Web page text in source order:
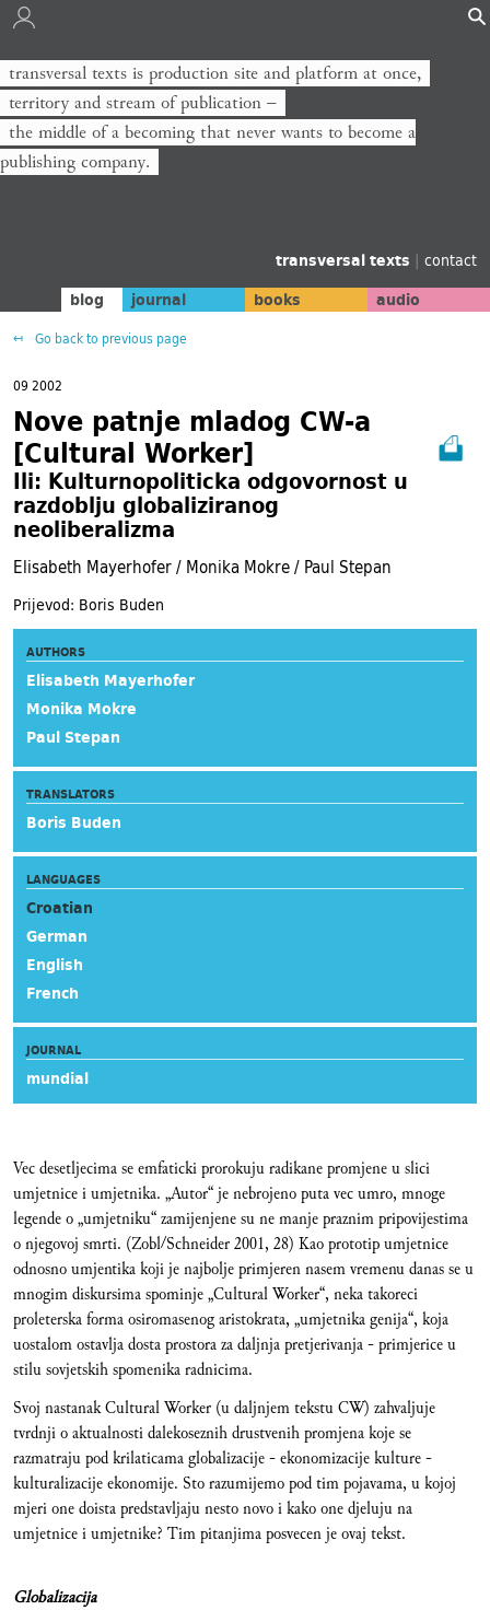
transversal texts is production site and platform at once,
territory and stream of publication −
the middle of a becoming that never wants to become a
publishing company.
transversal texts | contact
blog journal books audio
Go back to previous page
09 2002
Nove patnje mladog CW-a
[Cultural Worker]
Ili: Kulturnopoliticka odgovornost u
razdoblju globaliziranog
neoliberalizma
Elisabeth Mayerhofer / Monika Mokre / Paul Stepan
Prijevod: Boris Buden
AUTHORS
Elisabeth Mayerhofer
Monika Mokre
Paul Stepan
TRANSLATORS
Boris Buden
LANGUAGES
Croatian
German
English
French
JOURNAL
mundial
Vec desetljecima se emfaticki prorokuju radikane promjene u slici
umjetnice i umjetnika. „Autor“ je nebrojeno puta vec umro, mnoge
legende o „umjetniku“ zamijenjene su ne manje praznim pripovijestima
o njegovoj smrti. (Zobl/Schneider 2001, 28) Kao prototip umjetnice
odnosno umjentika koji je najbolje primjeren nasem vremenu danas se u
mnogim diskursima spominje „Cultural Worker“, neka takoreci
proleterska forma osiromasenog aristokrata, „umjetnika genija“, koja
uostalom ostavlja dosta prostora za daljnja pretjerivanja - primjerice u
stilu sovjetskih spomenika radnicima.
Svoj nastanak Cultural Worker (u daljnjem tekstu CW) zahvaljuje
tvrdnji o aktualnosti dalekoseznih drustvenih promjena koje se
razmatraju pod krilaticama globalizacije - ekonomizacije kulture -
kulturalizacije ekonomije. Sto razumijemo pod tim pojavama, u kojoj
mjeri one doista predstavljaju nesto novo i kako one djeluju na
umjetnice i umjetnike? Tim pitanjima posvecen je ovaj tekst.
Globalizacija